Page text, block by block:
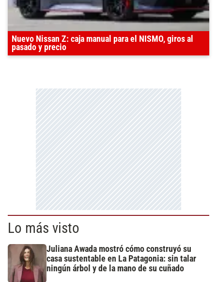
Nuevo Nissan Z: caja manual para el NISMO, giros al
pasado y precio
Lo más visto
Juliana Awada mostró cómo construyó su
casa sustentable en La Patagonia: sin talar
ningún árbol y de la mano de su cuñado